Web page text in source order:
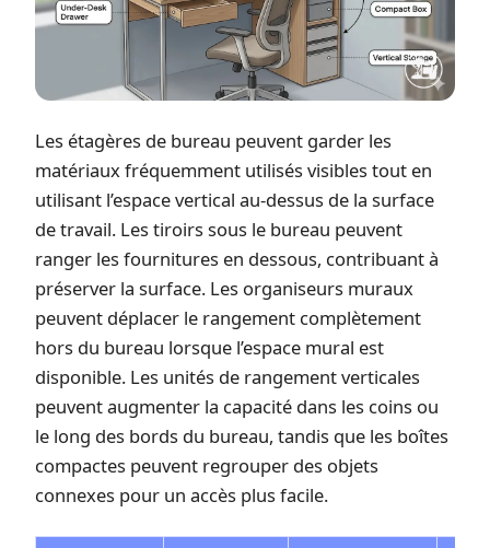
Les étagères de bureau peuvent garder les
matériaux fréquemment utilisés visibles tout en
utilisant l’espace vertical au-dessus de la surface
de travail. Les tiroirs sous le bureau peuvent
ranger les fournitures en dessous, contribuant à
préserver la surface. Les organiseurs muraux
peuvent déplacer le rangement complètement
hors du bureau lorsque l’espace mural est
disponible. Les unités de rangement verticales
peuvent augmenter la capacité dans les coins ou
le long des bords du bureau, tandis que les boîtes
compactes peuvent regrouper des objets
connexes pour un accès plus facile.